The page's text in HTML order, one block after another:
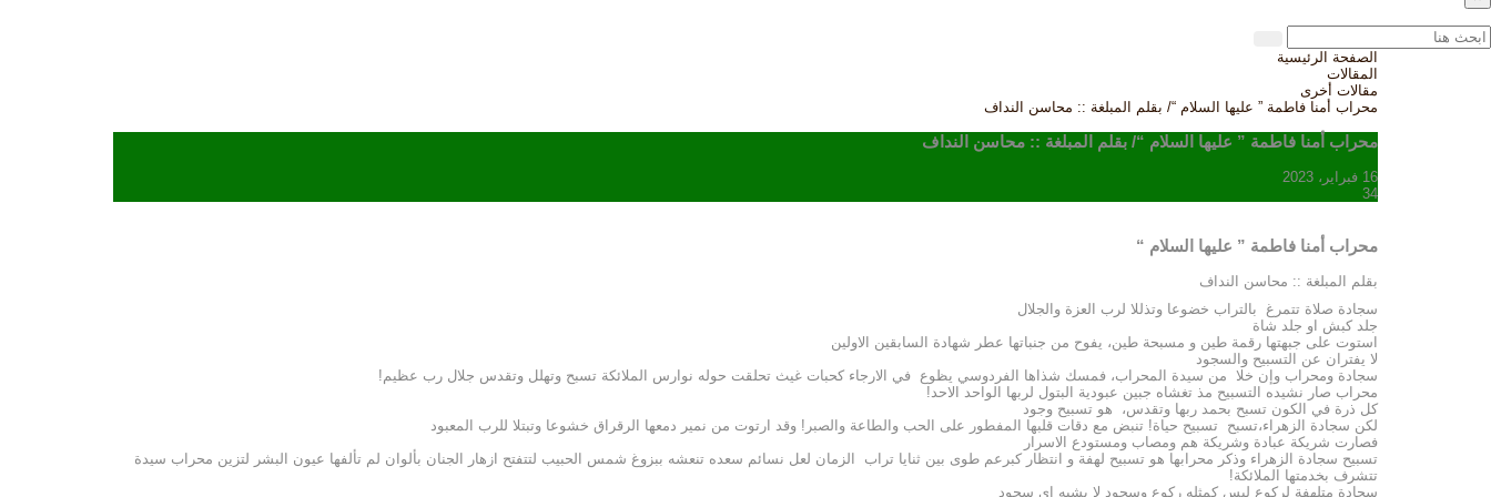
الصفحة الرئيسية
المقالات
مقالات أخرى
محراب أمنا فاطمة ” عليها السلام “/ بقلم المبلغة :: محاسن النداف
محراب أمنا فاطمة ” عليها السلام “/ بقلم المبلغة :: محاسن النداف
16 فبراير، 2023
34
محراب أمنا فاطمة ” عليها السلام “
بقلم المبلغة :: محاسن النداف
سجادة صلاة تتمرغ بالتراب خضوعا وتذللا لرب العزة والجلال
جلد كبش او جلد شاة
استوت على جبهتها رقمة طين و مسبحة طين، يفوح من جنباتها عطر شهادة السابقين الاولين
لا يفتران عن التسبيح والسجود
سجادة ومحراب وإن خلا من سيدة المحراب، فمسك شذاها الفردوسي يظوع في الارجاء كحبات غيث تحلقت حوله نوارس الملائكة تسبح وتهلل وتقدس جلال رب عظيم!
محراب صار نشيده التسبيح مذ تغشاه جبين عبودية البتول لربها الواحد الاحد!
كل ذرة في الكون تسبح بحمد ربها وتقدس، هو تسبيح وجود
لكن سجادة الزهراء،تسبح تسبيح حياة! تنبض مع دقات قلبها المفطور على الحب والطاعة والصبر! وقد ارتوت من نمير دمعها الرقراق خشوعا وتبتلا للرب المعبود
فصارت شريكة عبادة وشريكة هم ومصاب ومستودع الاسرار
تسبيح سجادة الزهراء وذكر محرابها هو تسبيح لهفة و انتظار كبرعم طوى بين ثنايا تراب الزمان لعل نسائم سعده تنعشه ببزوغ شمس الحبيب لتتفتح ازهار الجنان بألوان لم تألفها عيون البشر لتزين محراب سيدة
تتشرف بخدمتها الملائكة!
سجادة متلهفة لركوع ليس كمثله ركوع وسجود لا يشبه اي سجود